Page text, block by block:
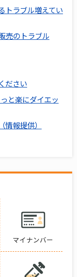
トラブル増えてい
売のトラブル
ださい
と楽にダイエッ
報提供）
マイナンバー